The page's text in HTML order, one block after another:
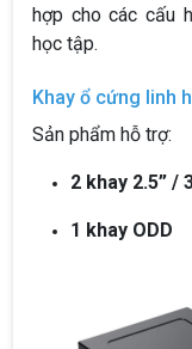
hợp cho các cấu
học tập.
Khay ổ cứng linh
Sản phẩm hỗ trợ:
2 khay 2.5” /
1 khay ODD